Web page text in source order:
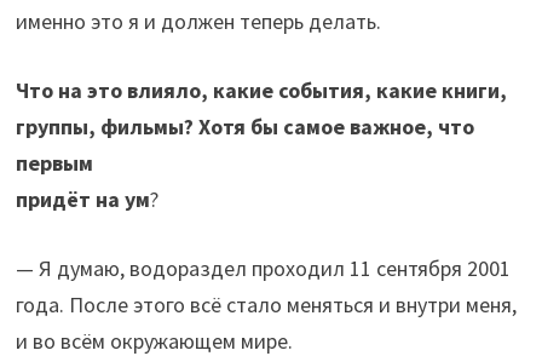
именно это я и должен теперь делать.
Что на это влияло, какие события, какие книги,
группы, фильмы? Хотя бы самое важное, что
первым
придёт на ум?
— Я думаю, водораздел проходил 11 сентября 2001
года. После этого всё стало меняться и внутри меня,
и во всём окружающем мире.